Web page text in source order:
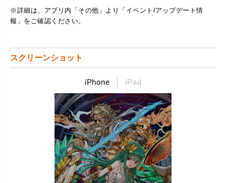
※詳細は、アプリ内「その他」より「イベント/アップデート情
報」をご確認ください。
スクリーンショット
iPhone iPad